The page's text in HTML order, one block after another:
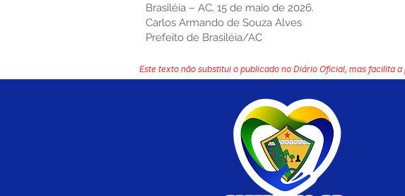
Brasiléia – AC, 15 de maio de 2026.
Carlos Armando de Souza Alves
Prefeito de Brasiléia/AC
Este texto não substitui o publicado no Diário Oficial, mas facilita